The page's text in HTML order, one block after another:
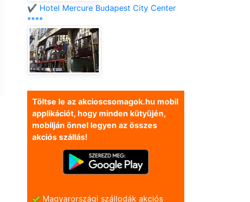
✔️ Hotel Mercure Budapest City Center
****
Töltse le az akcioscsomagok.hu mobil
applikációt, hogy minden kütyüjén,
mobilján önnel legyen az összes
akciós szállás!
Magyarországi szállodák akciós